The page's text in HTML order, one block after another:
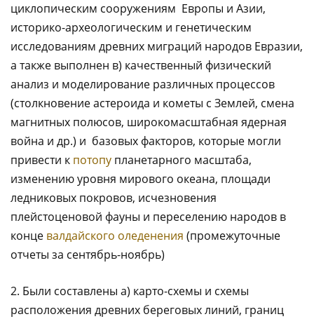
циклопическим сооружениям Европы и Азии,
историко-археологическим и генетическим
исследованиям древних миграций народов Евразии,
а также выполнен в) качественный физический
анализ и моделирование различных процессов
(столкновение астероида и кометы с Землей, смена
магнитных полюсов, широкомасштабная ядерная
война и др.) и базовых факторов, которые могли
привести к потопу планетарного масштаба,
изменению уровня мирового океана, площади
ледниковых покровов, исчезновения
плейстоценовой фауны и переселению народов в
конце валдайского оледенения (промежуточные
отчеты за сентябрь-ноябрь)
2. Были составлены а) карто-схемы и схемы
расположения древних береговых линий, границ